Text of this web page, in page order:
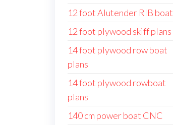
12 foot Alutender RIB boat
12 foot plywood skiff plans
14 foot plywood row boat
plans
14 foot plywood rowboat
plans
140 cm power boat CNC